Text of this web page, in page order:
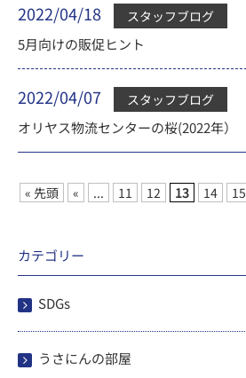
2022/04/18 スタッフブログ
5月向けの販促ヒント
2022/04/07 スタッフブログ
オリヤス物流センターの桜(2022年）
« 先頭 « ... 11 12 13 14 15
カテゴリー
SDGs
うさにんの部屋